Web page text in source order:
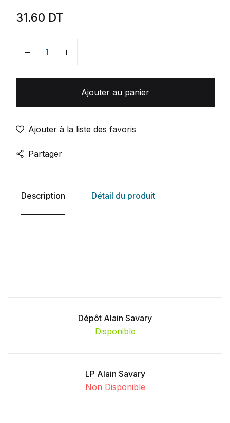
31.60 DT
Quantité
Ajouter au panier
Ajouter à la liste des favoris
Partager
Description Détail du produit
Dépôt Alain Savary
Disponible
LP Alain Savary
Non Disponible